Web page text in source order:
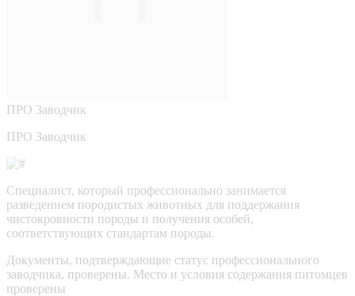
ПРО Заводчик
ПРО Заводчик
Специалист, который профессионально занимается
разведением породистых животных для поддержания
чистокровности породы и получения особей,
соответствующих стандартам породы.
Документы, подтверждающие статус профессионального
заводчика, проверены. Место и условия содержания питомцев
проверены